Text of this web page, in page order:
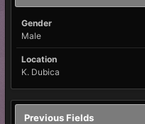
Gender
Male
Location
K. Dubica
Previous Fields